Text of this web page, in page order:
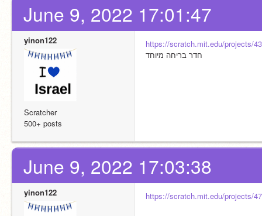
June 9, 2022 17:01:47
yinon122
Scratcher
500+ posts
https://scratch.mit.edu/projects/
חדר בריחה מיוחד
June 9, 2022 17:03:38
yinon122 https://scratch.mit.edu/projects/